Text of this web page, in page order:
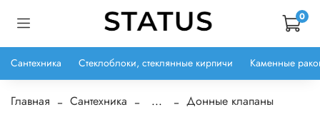
0
Сантехника Стеклоблоки, стеклянные кирпичи Каменные
Главная Сантехника ... Донные клапаны